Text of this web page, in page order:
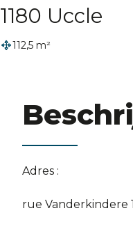
1180 Uccle
112,5 m²
Adres :
rue Vanderkindere